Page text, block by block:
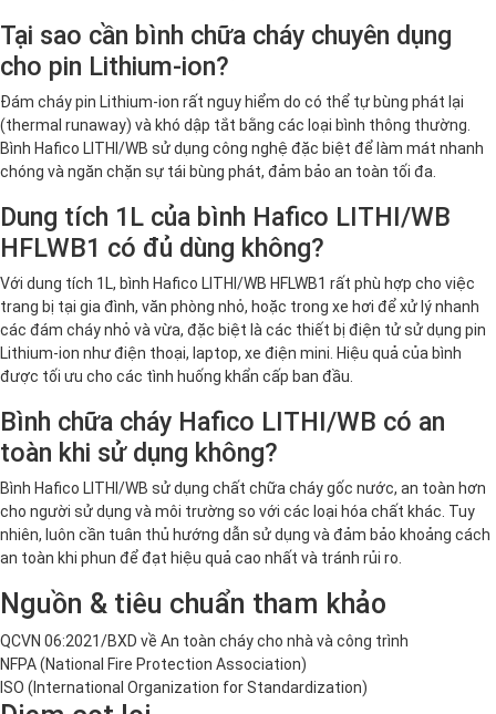
Tại sao cần bình chữa cháy chuyên dụng
cho pin Lithium-ion?
Đám cháy pin Lithium-ion rất nguy hiểm do có thể tự bùng phát lại
(thermal runaway) và khó dập tắt bằng các loại bình thông thường.
Bình Hafico LITHI/WB sử dụng công nghệ đặc biệt để làm mát nhanh
chóng và ngăn chặn sự tái bùng phát, đảm bảo an toàn tối đa.
Dung tích 1L của bình Hafico LITHI/WB
HFLWB1 có đủ dùng không?
Với dung tích 1L, bình Hafico LITHI/WB HFLWB1 rất phù hợp cho việc
trang bị tại gia đình, văn phòng nhỏ, hoặc trong xe hơi để xử lý nhanh
các đám cháy nhỏ và vừa, đặc biệt là các thiết bị điện tử sử dụng pin
Lithium-ion như điện thoại, laptop, xe điện mini. Hiệu quả của bình
được tối ưu cho các tình huống khẩn cấp ban đầu.
Bình chữa cháy Hafico LITHI/WB có an
toàn khi sử dụng không?
Bình Hafico LITHI/WB sử dụng chất chữa cháy gốc nước, an toàn hơn
cho người sử dụng và môi trường so với các loại hóa chất khác. Tuy
nhiên, luôn cần tuân thủ hướng dẫn sử dụng và đảm bảo khoảng cách
an toàn khi phun để đạt hiệu quả cao nhất và tránh rủi ro.
Nguồn & tiêu chuẩn tham khảo
QCVN 06:2021/BXD về An toàn cháy cho nhà và công trình
NFPA (National Fire Protection Association)
ISO (International Organization for Standardization)